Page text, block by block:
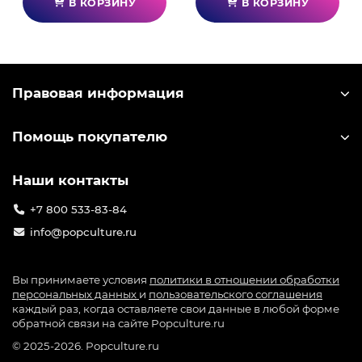
В КОРЗИНУ В КОРЗИНУ
Правовая информация
Помощь покупателю
Наши контакты
+7 800 533-83-84
info@popculture.ru
Вы принимаете условия политики в отношении обработки
персональных данных и пользовательского соглашения
каждый раз, когда оставляете свои данные в любой форме
обратной связи на сайте Popculture.ru
© 2025-2026. Popculture.ru